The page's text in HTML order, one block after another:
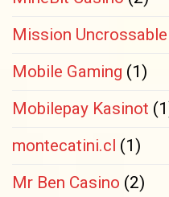
Mission Uncrossable
Mobile Gaming (1)
Mobilepay Kasinot
montecatini.cl (1)
Mr Ben Casino (2)